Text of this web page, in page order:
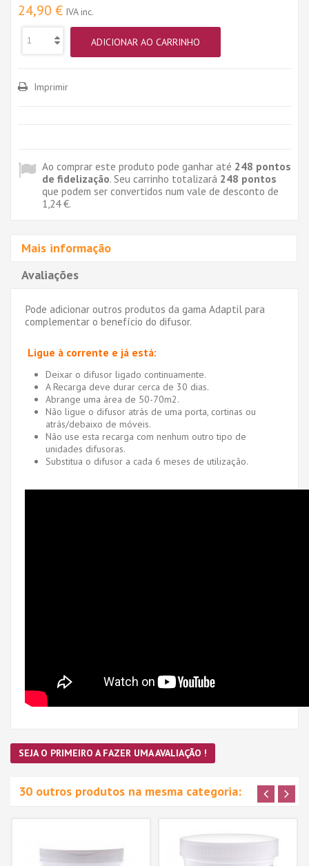
24,90 € IVA inc.
ADICIONAR AO CARRINHO
Imprimir
Ao comprar este produto pode ganhar até 248 pontos
de fidelização. Seu carrinho totalizará 248 pontos
que podem ser convertidos num vale de desconto de
1,24 €.
Mais informação
Avaliações
Pode adicionar outros produtos da gama Adaptil para
complementar o benefício do difusor.
Ligue à corrente e já está:
Deixar o difusor ligado continuamente.
A Recarga deve durar cerca de 30 dias.
Abrange uma área de 50-70m2.
Não ligue o difusor atrás de uma porta, cortinas ou
atrás/debaixo de móveis.
Não use esta recarga com nenhum outro tipo de
unidades difusoras.
Substitua o difusor a cada 6 meses de utilização.
SEJA O PRIMEIRO A FAZER UMA AVALIAÇÃO !
30 outros produtos na mesma categoria: